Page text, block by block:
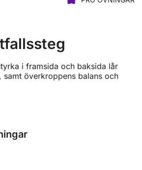
i framsida och baksida lår
samt överkroppens balans och